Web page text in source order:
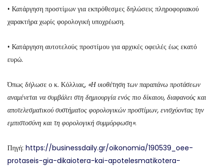
• Κατάργηση προστίμων για εκπρόθεσμες δηλώσεις πληροφοριακού
χαρακτήρα χωρίς φορολογική υποχρέωση.
• Κατάργηση αυτοτελούς προστίμου για αρχικές οφειλές έως εκατό
ευρώ.
Όπως δήλωσε ο κ. Κόλλιας, «Η υιοθέτηση των παραπάνω προτάσεων
αναμένεται να συμβάλει στη δημιουργία ενός πιο δίκαιου, διαφανούς και
αποτελεσματικού συστήματος φορολογικών προστίμων, ενισχύοντας την
εμπιστοσύνη και τη φορολογική συμμόρφωση».
Πηγή: https://businessdaily.gr/oikonomia/190539_oee-
protaseis-gia-dikaiotera-kai-apotelesmatikotera-